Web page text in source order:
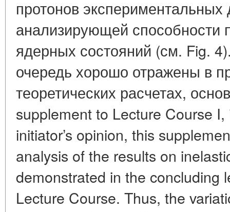
протонов
анализирующей способности
ядерных состояний (см. Fig.
очередь хорошо отражены в
теоретических расчетах,
supplement to Lecture Course
initiator’s opinion, this
analysis of the results on
demonstrated in the concluding
Lecture Course. Thus, the